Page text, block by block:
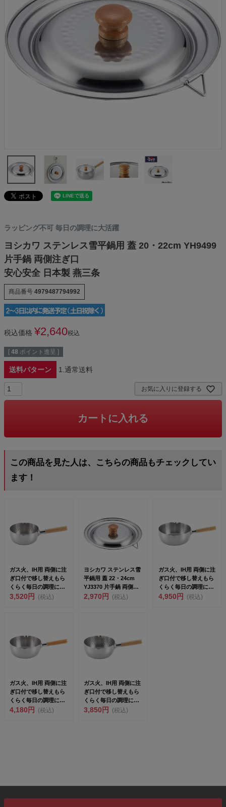
ラッピング不可 毎日の調理に大活躍
ヨシカワ ステンレス雪平鍋用 蓋 20・22cm YH9499
片手鍋 両側注ぎ口
安心安全 日本製 燕三条
商品番号 4979487794992
税込価格 ¥2,640税込
[ 48 ポイント進呈 ]
送料パターン 1.通常送料
お気に入りに登録する
カートに入れる
この商品を見た人は、こちらの商品もチェックしてい
ます！
ガス火、IH用 両側に注
ぎ口付で移し替えもら
くらく毎日の調理に大
活躍<BR&g...
3,520円 (税込)
ヨシカワ ステンレス雪
平鍋用 蓋 22・24cm
YJ3370 片手鍋 両側注
ぎ口&...
2,970円 (税込)
ガス火、IH用 両側に注
ぎ口付で移し替えもら
くらく毎日の調理に大
活躍<BR&g...
4,950円 (税込)
ガス火、IH用 両側に注
ぎ口付で移し替えもら
くらく毎日の調理に大
活躍<BR&g...
4,180円 (税込)
ガス火、IH用 両側に注
ぎ口付で移し替えもら
くらく毎日の調理に大
活躍<BR&g...
3,850円 (税込)